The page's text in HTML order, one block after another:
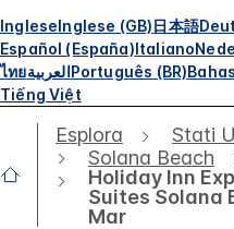
IngleseInglese (GB)日本語
Español (España)Italiano
ไทยالعربيةPortuguês (BR)
Tiếng Việt
Esplora Stati
Solana Beach
Holiday Inn
Suites Solana
Mar